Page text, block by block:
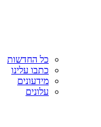
כל החדשות
כתבו עלינו
מידעונים
עלונים